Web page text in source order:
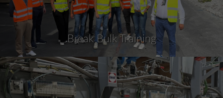
Break Bulk Training